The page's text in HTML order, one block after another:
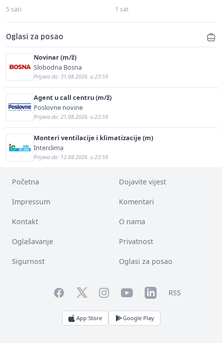
5 sati 1 sat
Oglasi za posao
Novinar (m/ž)
Slobodna Bosna
Prijava do: 31.08.2026. u 23:59
Agent u call centru (m/ž)
Poslovne novine
Prijava do: 21.08.2026. u 23:59
Monteri ventilacije i klimatizacije (m)
Interclima
Prijava do: 12.08.2026. u 23:59
Početna Dojavite vijest
Impressum Komentari
Kontakt O nama
Oglašavanje Privatnost
Sigurnost Oglasi za posao
FacebookTwitterInstagramYouTubeLinkedInRSS
App Store Google Play